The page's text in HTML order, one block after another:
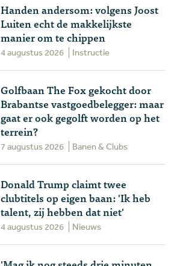
Handen andersom: volgens Joost
Luiten echt de makkelijkste
manier om te chippen
4 augustus 2026 Instructie
Golfbaan The Fox gekocht door
Brabantse vastgoedbelegger: maar
gaat er ook gegolft worden op het
terrein?
7 augustus 2026 Banen & Clubs
Donald Trump claimt twee
clubtitels op eigen baan: 'Ik heb
talent, zij hebben dat niet'
4 augustus 2026 Nieuws